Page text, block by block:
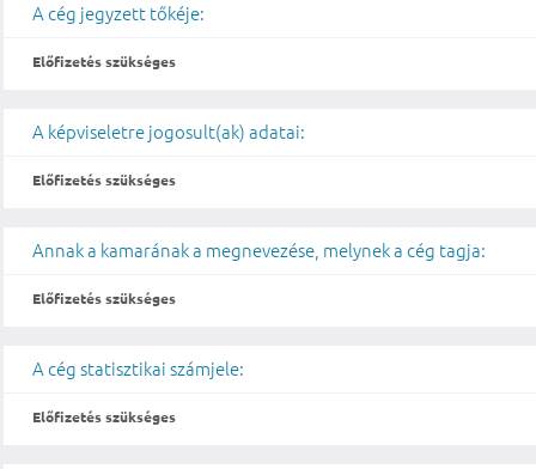
A cég jegyzett tőkéje:
Előfizetés szükséges
A képviseletre jogosult(ak) adatai:
Előfizetés szükséges
Annak a kamarának a megnevezése, melynek a cég tagja:
Előfizetés szükséges
A cég statisztikai számjele:
Előfizetés szükséges